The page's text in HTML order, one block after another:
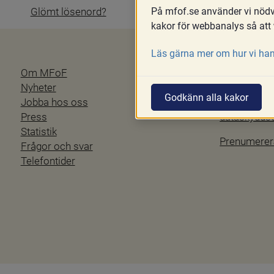
Glömt lösenord?
Om MFoF
Nyheter
Jobba hos oss
Press
Statistik
Frågor och svar
Telefontider
På mfof.se använder vi
kakor för webbanalys så
Läs gärna mer om hur vi
Godkänn alla kakor